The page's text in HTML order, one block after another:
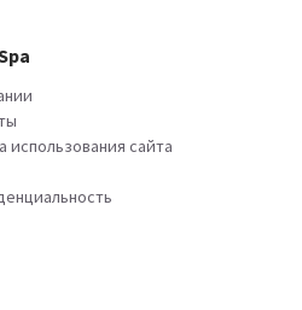
использования сайта